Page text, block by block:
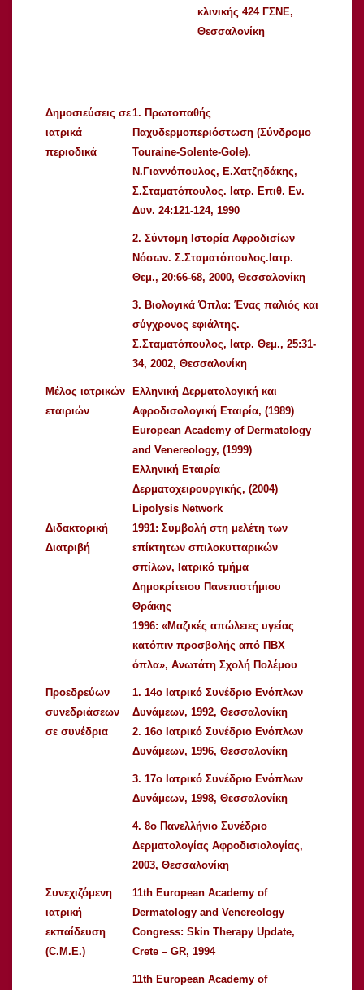
κλινικής 424 ΓΣΝΕ,
Θεσσαλονίκη
Δημοσιεύσεις σε
ιατρικά
περιοδικά
1. Πρωτοπαθής
Παχυδερμοπεριόστωση (Σύνδρομο
Touraine-Solente-Gole).
Ν.Γιαννόπουλος, Ε.Χατζηδάκης,
Σ.Σταματόπουλος. Ιατρ. Επιθ. Εν.
Δυν. 24:121-124, 1990
2. Σύντομη Ιστορία Αφροδισίων
Νόσων. Σ.Σταματόπουλος.Ιατρ.
Θεμ., 20:66-68, 2000, Θεσσαλονίκη
3. Βιολογικά Όπλα: Ένας παλιός και
σύγχρονος εφιάλτης.
Σ.Σταματόπουλος, Ιατρ. Θεμ., 25:31-
34, 2002, Θεσσαλονίκη
Μέλος ιατρικών
εταιριών
Ελληνική Δερματολογική και
Αφροδισολογική Εταιρία, (1989)
European Academy of Dermatology
and Venereology, (1999)
Ελληνική Εταιρία
Δερματοχειρουργικής, (2004)
Lipolysis Network
Διδακτορική
Διατριβή
1991: Συμβολή στη μελέτη των
επίκτητων σπιλοκυτταρικών
σπίλων, Ιατρικό τμήμα
Δημοκρίτειου Πανεπιστήμιου
Θράκης
1996: «Μαζικές απώλειες υγείας
κατόπιν προσβολής από ΠΒΧ
όπλα», Ανωτάτη Σχολή Πολέμου
Προεδρεύων
συνεδριάσεων
σε συνέδρια
1. 14ο Ιατρικό Συνέδριο Ενόπλων
Δυνάμεων, 1992, Θεσσαλονίκη
2. 16ο Ιατρικό Συνέδριο Ενόπλων
Δυνάμεων, 1996, Θεσσαλονίκη
3. 17ο Ιατρικό Συνέδριο Ενόπλων
Δυνάμεων, 1998, Θεσσαλονίκη
4. 8ο Πανελλήνιο Συνέδριο
Δερματολογίας Αφροδισιολογίας,
2003, Θεσσαλονίκη
Συνεχιζόμενη
ιατρική
εκπαίδευση
(C.M.E.)
11th European Academy of
Dermatology and Venereology
Congress: Skin Therapy Update,
Crete – GR, 1994
11th European Academy of